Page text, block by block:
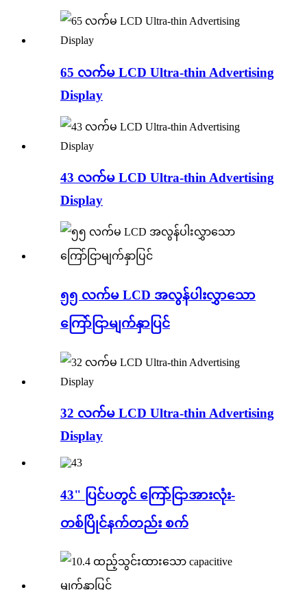
65 လက်မ LCD Ultra-thin Advertising
Display
43 လက်မ LCD Ultra-thin Advertising
Display
၅၅ လက်မ LCD အလွန်ပါးလွှာသော
ကြော်ငြာမျက်နှာပြင်
32 လက်မ LCD Ultra-thin Advertising
Display
43" ပြင်ပတွင် ကြော်ငြာအားလုံး-
တစ်ပြိုင်နက်တည်း စက်